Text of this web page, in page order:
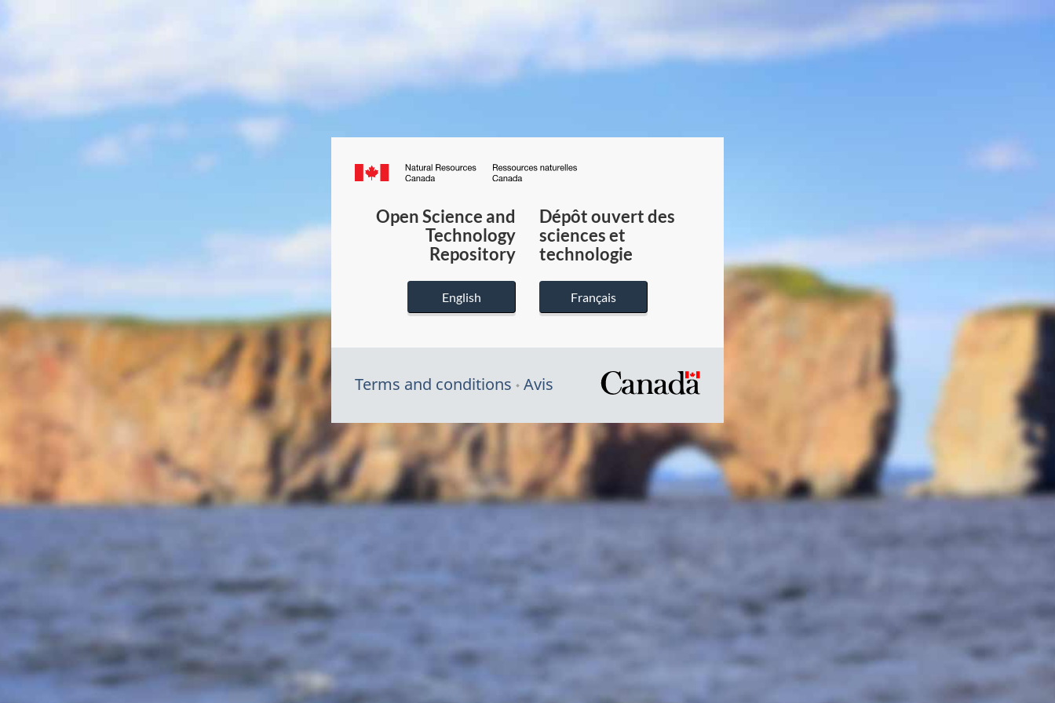
Canada.ca
du
Canada
Open Science and
Technology
Repository
English
Dépôt ouvert des
sciences et
technologie
Français
Terms and conditions Avis
/
du
gouvernement
du